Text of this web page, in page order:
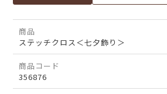
商品
ステッチクロス＜七夕飾り＞
商品コード
356876